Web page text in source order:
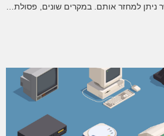
ניתן למחזר אותם. במקרים שונים, פסולת…